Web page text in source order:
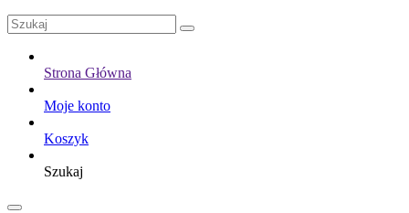
Strona Główna
Moje konto
Koszyk
Szukaj